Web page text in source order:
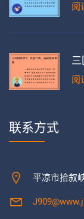
阅
阅
联系方式
平凉市拾叙